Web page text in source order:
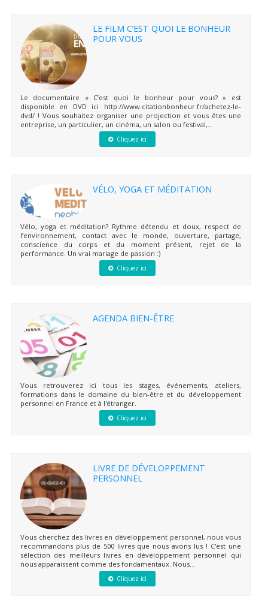
LE FILM C’EST QUOI LE BONHEUR
POUR VOUS
Le documentaire « C’est quoi le bonheur pour vous? » est
disponible en DVD ici http://www.citationbonheur.fr/achetez-le-
dvd/ ! Vous souhaitez organiser une projection et vous êtes une
entreprise, un particulier, un cinéma, un salon ou festival,...
Cliquez ici
VÉLO, YOGA ET MÉDITATION
Vélo, yoga et méditation? Rythme détendu et doux, respect de
l’environnement, contact avec le monde, ouverture, partage,
conscience du corps et du moment présent, rejet de la
performance. Un vrai mariage de passion :)
Cliquez ici
AGENDA BIEN-ÊTRE
Vous retrouverez ici tous les stages, événements, ateliers,
formations dans le domaine du bien-être et du développement
personnel en France et à l'étranger.
Cliquez ici
LIVRE DE DÉVELOPPEMENT
PERSONNEL
Vous cherchez des livres en développement personnel, nous vous
recommandons plus de 500 livres que nous avons lus ! C'est une
sélection des meilleurs livres en développement personnel qui
nous apparaissent comme des fondamentaux. Nous...
Cliquez ici